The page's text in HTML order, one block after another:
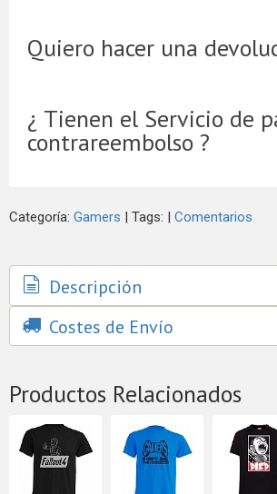
Quiero hacer una
¿ Tienen el Servicio de
contrareembolso ?
Categoría: Gamers Tags: Comentarios
Descripción
Costes de Envío
Productos Relacionados